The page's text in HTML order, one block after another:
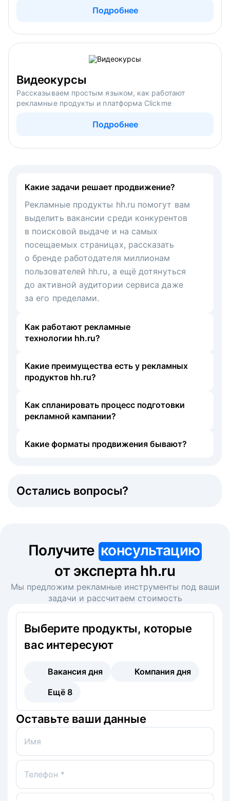
Подробнее
Видеокурсы
Рассказываем простым языком, как работают
рекламные продукты и платформа Clickme
Подробнее
Какие задачи решает продвижение?
Рекламные продукты hh.ru помогут вам
выделить вакансии среди конкурентов
в поисковой выдаче и на самых
посещаемых страницах, рассказать
о бренде работодателя миллионам
пользователей hh.ru, а ещё дотянуться
до активной аудитории сервиса даже
за его пределами.
Как работают рекламные
технологии hh.ru?
Какие преимущества есть у рекламных
продуктов hh.ru?
Как спланировать процесс подготовки
рекламной кампании?
Какие форматы продвижения бывают?
Остались вопросы?
Получите консультацию
от эксперта hh.ru
Мы предложим рекламные инструменты под ваши
задачи и рассчитаем стоимость
Выберите продукты, которые
вас интересуют
Вакансия дня
Компания дня
Ещё 8
Оставьте ваши данные
Имя
Телефон *